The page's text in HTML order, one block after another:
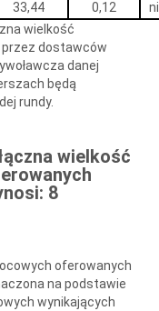
33,44 0,12
wielkość
dostawców
danej
będą
rundy.
wielkość
8
oferowanych
na podstawie
wynikających